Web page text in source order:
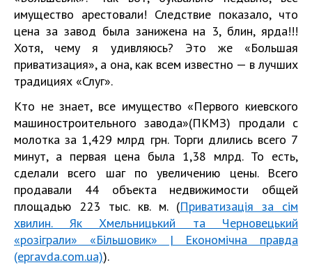
имущество арестовали! Следствие показало, что
цена за завод была занижена на 3, блин, ярда!!!
Хотя, чему я удивляюсь? Это же «Большая
приватизация», а она, как всем известно — в лучших
традициях «Слуг».
Кто не знает, все имущество «Первого киевского
машиностроительного завода»(ПКМЗ) продали с
молотка за 1,429 млрд грн. Торги длились всего 7
минут, а первая цена была 1,38 млрд. То есть,
сделали всего шаг по увеличению цены. Всего
продавали 44 объекта недвижимости общей
площадью 223 тыс. кв. м. (Приватизація за сім
хвилин. Як Хмельницький та Черновецький
«розіграли» «Більшовик» | Економічна правда
(epravda.com.ua)).